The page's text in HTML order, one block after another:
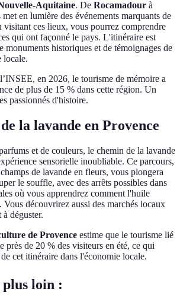
Aquitaine. De Rocamadour à
met en lumière des événements marquants de
visitant ces lieux, vous pourrez comprendre
qui ont façonné le pays. L'itinéraire est
monuments historiques et de témoignages de
locale.
en 2026, le tourisme de mémoire a
de plus de 15 % dans cette région. Un
passionnés d'histoire.
la lavande en Provence
et de couleurs, le chemin de la lavande
sensorielle inoubliable. Ce parcours,
de lavande en fleurs, vous plongera
le souffle, avec des arrêts possibles dans
où vous apprendrez comment l'huile
Vous découvrirez aussi des marchés locaux
déguster.
de Provence estime que le tourisme lié
près de 20 % des visiteurs en été, ce qui
cet itinéraire dans l'économie locale.
loin :